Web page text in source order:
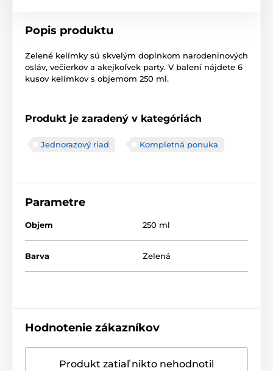
Popis produktu
Zelené kelímky sú skvelým doplnkom narodeninových
osláv, večierkov a akejkoľvek party. V balení nájdete 6
kusov kelímkov s objemom 250 ml.
Produkt je zaradený v kategóriách
Jednorazový riad Kompletná ponuka
Parametre
Objem 250 ml
Barva Zelená
Hodnotenie zákazníkov
Produkt zatiaľ nikto nehodnotil